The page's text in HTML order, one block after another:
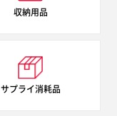
収納用品
サプライ消耗品